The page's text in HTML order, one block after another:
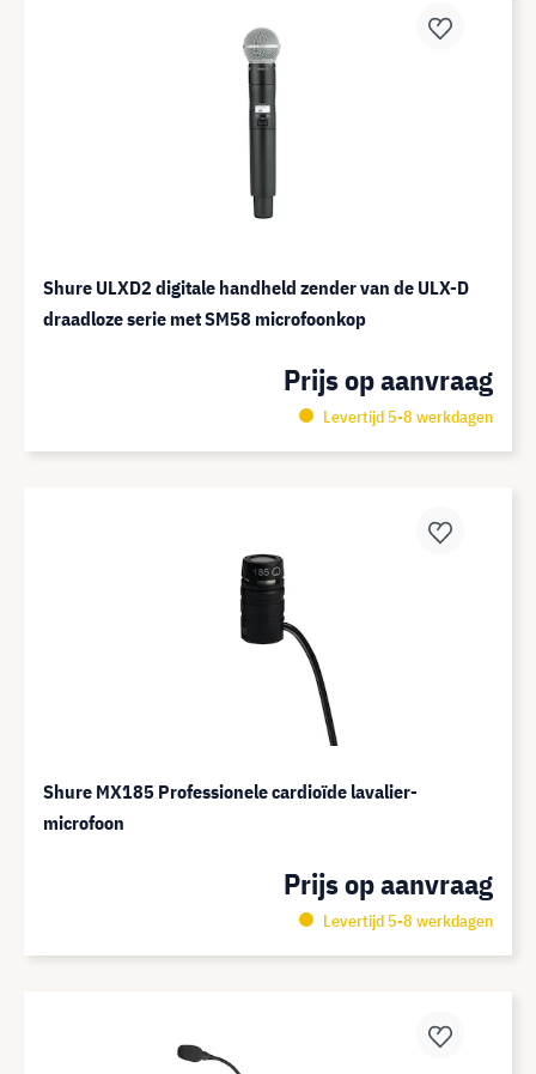
Shure ULXD2 digitale handheld zender van de ULX-D
draadloze serie met SM58 microfoonkop
Prijs op aanvraag
Levertijd 5-8 werkdagen
Shure MX185 Professionele cardioïde lavalier-
microfoon
Prijs op aanvraag
Levertijd 5-8 werkdagen